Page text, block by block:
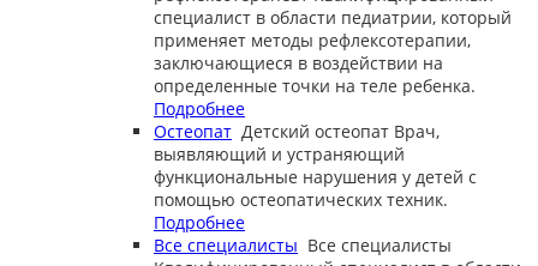
специалист в области педиатрии, который
применяет методы рефлексотерапии,
заключающиеся в воздействии на
определенные точки на теле ребенка.
Подробнее
Остеопат Детский остеопат Врач,
выявляющий и устраняющий
функциональные нарушения у детей с
помощью остеопатических техник.
Подробнее
Все специалисты Все специалисты